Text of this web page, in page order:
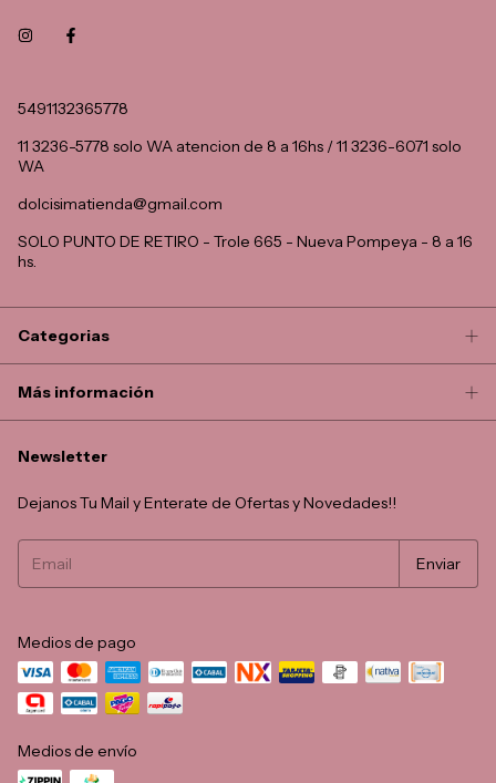
5491132365778
11 3236-5778 solo WA atencion de 8 a 16hs / 11 3236-6071 solo
WA
dolcisimatienda@gmail.com
SOLO PUNTO DE RETIRO - Trole 665 - Nueva Pompeya - 8 a 16
hs.
Categorias
Más información
Newsletter
Dejanos Tu Mail y Enterate de Ofertas y Novedades!!
Medios de pago
Medios de envío